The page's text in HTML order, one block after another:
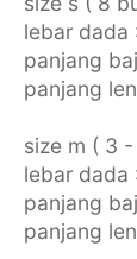
lebar dada
panjang
panjang
size m ( 3
lebar dada
panjang
panjang